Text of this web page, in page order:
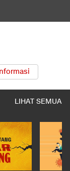
LIHAT SEMUA